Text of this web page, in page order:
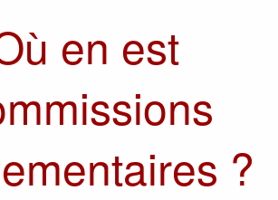
en est
?